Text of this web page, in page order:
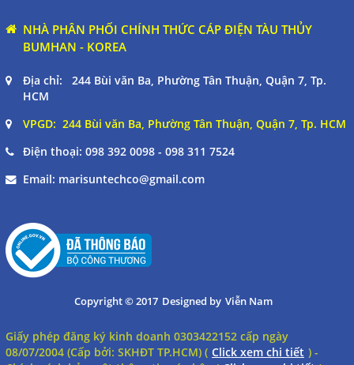
NHÀ PHÂN PHỐI CHÍNH THỨC CÁP ĐIỆN TÀU THỦY
BUMHAN - KOREA
Địa chỉ: 244 Bùi văn Ba, Phường Tân Thuận, Quận 7, Tp.
HCM
VPGD: 244 Bùi văn Ba, Phường Tân Thuận, Quận 7, Tp. HCM
Điện thoại: 098 392 0098 - 098 311 7524
Email: marisuntechco@gmail.com
Copyright © 2017 Designed by Viễn Nam
Giấy phép đăng ký kinh doanh 0303422152 cấp ngày
08/07/2004 (Cấp bởi: SKHĐT TP.HCM) ( Click xem chi tiết ) -